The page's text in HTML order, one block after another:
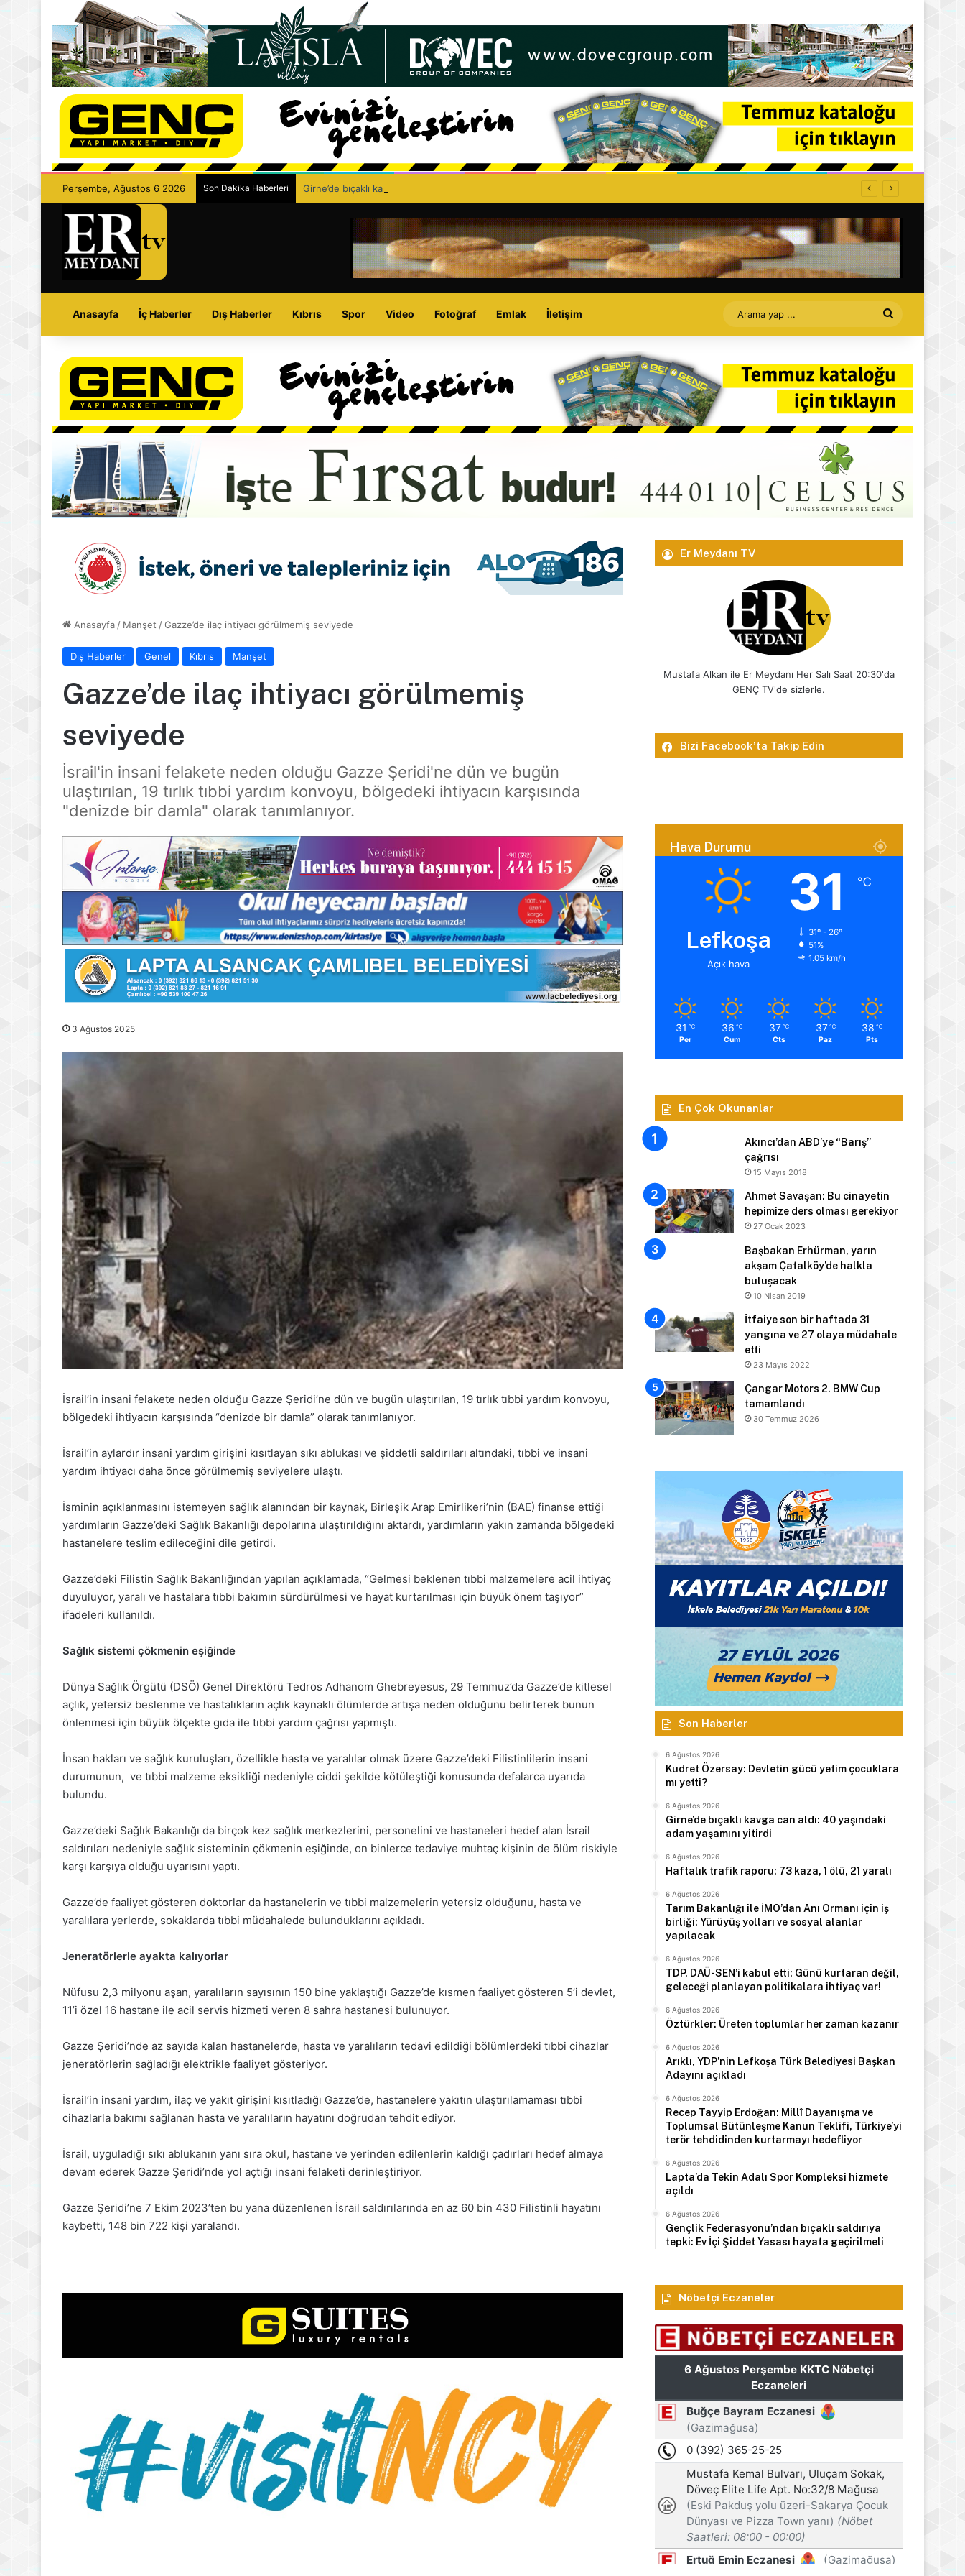
Perşembe, Ağustos 6 2026 Son Dakika Haberleri Girne’de bıçaklı kavga can aldı: 40 yaşındaki adam yaşamını yitirdi
Anasayfa İç Haberler Dış Haberler Kıbrıs Spor Video Fotoğraf Emlak İletişim
Arama
yap
...
Anasayfa / Manşet /Gazze’de ilaç ihtiyacı görülmemiş seviyede
Dış Haberler Genel Kıbrıs Manşet
Gazze’de ilaç ihtiyacı görülmemiş
seviyede
İsrail'in insani felakete neden olduğu Gazze Şeridi'ne dün ve bugün
ulaştırılan, 19 tırlık tıbbi yardım konvoyu, bölgedeki ihtiyacın karşısında
"denizde bir damla" olarak tanımlanıyor.
3 Ağustos 2025
İsrail’in insani felakete neden olduğu Gazze Şeridi’ne dün ve bugün ulaştırılan, 19 tırlık tıbbi yardım konvoyu,
bölgedeki ihtiyacın karşısında “denizde bir damla” olarak tanımlanıyor.
İsrail’in aylardır insani yardım girişini kısıtlayan sıkı ablukası ve şiddetli saldırıları altındaki, tıbbi ve insani
yardım ihtiyacı daha önce görülmemiş seviyelere ulaştı.
İsminin açıklanmasını istemeyen sağlık alanından bir kaynak, Birleşik Arap Emirlikeri’nin (BAE) finanse ettiği
yardımların Gazze’deki Sağlık Bakanlığı depolarına ulaştırıldığını aktardı, yardımların yakın zamanda bölgedeki
hastanelere teslim edileceğini dile getirdi.
Gazze’deki Filistin Sağlık Bakanlığından yapılan açıklamada, “Gelmesi beklenen tıbbi malzemelere acil ihtiyaç
duyuluyor, yaralı ve hastalara tıbbi bakımın sürdürülmesi ve hayat kurtarılması için büyük önem taşıyor”
ifadeleri kullanıldı.
Sağlık sistemi çökmenin eşiğinde
Dünya Sağlık Örgütü (DSÖ) Genel Direktörü Tedros Adhanom Ghebreyesus, 29 Temmuz’da Gazze’de kitlesel
açlık, yetersiz beslenme ve hastalıkların açlık kaynaklı ölümlerde artışa neden olduğunu belirterek bunun
önlenmesi için büyük ölçekte gıda ile tıbbi yardım çağrısı yapmıştı.
İnsan hakları ve sağlık kuruluşları, özellikle hasta ve yaralılar olmak üzere Gazze’deki Filistinlilerin insani
durumunun, ve tıbbi malzeme eksikliği nedeniyle ciddi şekilde kötüleştiği konusunda defalarca uyarıda
bulundu.
Gazze’deki Sağlık Bakanlığı da birçok kez sağlık merkezlerini, personelini ve hastaneleri hedef alan İsrail
saldırıları nedeniyle sağlık sisteminin çökmenin eşiğinde, on binlerce tedaviye muhtaç kişinin de ölüm riskiyle
karşı karşıya olduğu uyarısını yaptı.
Gazze’de faaliyet gösteren doktorlar da hastanelerin ve tıbbi malzemelerin yetersiz olduğunu, hasta ve
yaralılara yerlerde, sokaklarda tıbbi müdahalede bulunduklarını açıkladı.
Jeneratörlerle ayakta kalıyorlar
Nüfusu 2,3 milyonu aşan, yaralıların sayısının 150 bine yaklaştığı Gazze’de kısmen faaliyet gösteren 5’i devlet,
11’i özel 16 hastane ile acil servis hizmeti veren 8 sahra hastanesi bulunuyor.
Gazze Şeridi’nde az sayıda kalan hastanelerde, hasta ve yaralıların tedavi edildiği bölümlerdeki tıbbi cihazlar
jeneratörlerin sağladığı elektrikle faaliyet gösteriyor.
İsrail’in insani yardım, ilaç ve yakıt girişini kısıtladığı Gazze’de, hastanelere yakıtın ulaştırılamaması tıbbi
cihazlarla bakımı sağlanan hasta ve yaralıların hayatını doğrudan tehdit ediyor.
İsrail, uyguladığı sıkı ablukanın yanı sıra okul, hastane ve yerinden edilenlerin kaldığı çadırları hedef almaya
devam ederek Gazze Şeridi’nde yol açtığı insani felaketi derinleştiriyor.
Gazze Şeridi’ne 7 Ekim 2023’ten bu yana düzenlenen İsrail saldırılarında en az 60 bin 430 Filistinli hayatını
kaybetti, 148 bin 722 kişi yaralandı.
Er Meydanı TV
Mustafa Alkan ile Er Meydanı Her Salı Saat 20:30'da
GENÇ TV'de sizlerle.
Bizi Facebook’ta Takip Edin
Hava Durumu
Lefkoşa
Açık hava
31 ℃
31º - 26º
51%
1.05 km/h
31 ℃
Per
36 ℃
Cum
37 ℃
Cts
37 ℃
Paz
38 ℃
Pts
En Çok Okunanlar
Akıncı’dan ABD’ye “Barış”
çağrısı
15 Mayıs 2018
Ahmet Savaşan: Bu cinayetin
hepimize ders olması gerekiyor
27 Ocak 2023
Başbakan Erhürman, yarın
akşam Çatalköy’de halkla
buluşacak
10 Nisan 2019
İtfaiye son bir haftada 31
yangına ve 27 olaya müdahale
etti
23 Mayıs 2022
Çangar Motors 2. BMW Cup
tamamlandı
30 Temmuz 2026
Son Haberler
6 Ağustos 2026
Kudret Özersay: Devletin gücü yetim çocuklara
mı yetti?
6 Ağustos 2026
Girne’de bıçaklı kavga can aldı: 40 yaşındaki
adam yaşamını yitirdi
6 Ağustos 2026
Haftalık trafik raporu: 73 kaza, 1 ölü, 21 yaralı
6 Ağustos 2026
Tarım Bakanlığı ile İMO’dan Anı Ormanı için iş
birliği: Yürüyüş yolları ve sosyal alanlar
yapılacak
6 Ağustos 2026
TDP, DAÜ-SEN’i kabul etti: Günü kurtaran değil,
geleceği planlayan politikalara ihtiyaç var!
6 Ağustos 2026
Öztürkler: Üreten toplumlar her zaman kazanır
6 Ağustos 2026
Arıklı, YDP’nin Lefkoşa Türk Belediyesi Başkan
Adayını açıkladı
6 Ağustos 2026
Recep Tayyip Erdoğan: Millî Dayanışma ve
Toplumsal Bütünleşme Kanun Teklifi, Türkiye’yi
terör tehdidinden kurtarmayı hedefliyor
6 Ağustos 2026
Lapta’da Tekin Adalı Spor Kompleksi hizmete
açıldı
6 Ağustos 2026
Gençlik Federasyonu’ndan bıçaklı saldırıya
tepki: Ev İçi Şiddet Yasası hayata geçirilmeli
Nöbetçi Eczaneler